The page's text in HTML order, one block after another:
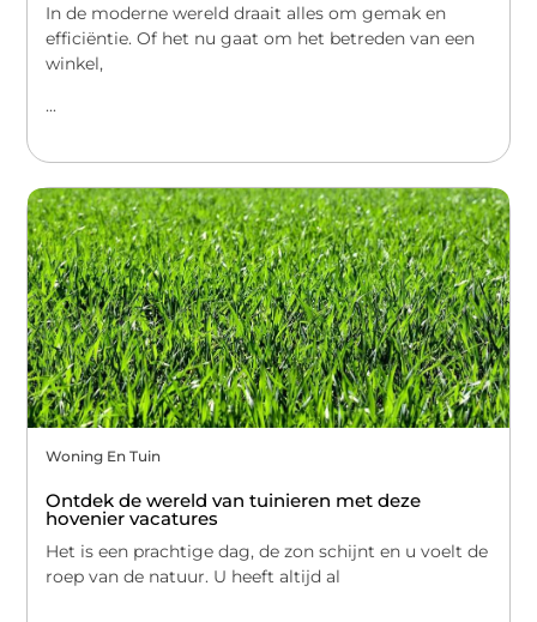
In de moderne wereld draait alles om gemak en
efficiëntie. Of het nu gaat om het betreden van een
winkel,
...
Woning En Tuin
Ontdek de wereld van tuinieren met deze
hovenier vacatures
Het is een prachtige dag, de zon schijnt en u voelt de
roep van de natuur. U heeft altijd al